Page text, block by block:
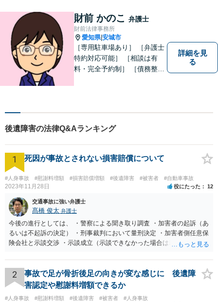
多数。
財前 かのこ 弁護士
財前法律事務所
愛知県|安城市
［専用駐車場あり］ ［弁護士
特約対応可能］ ［相談は有
料・完全予約制］ ［債務整理
ています。 暮らしのトラブ
詳細を見
る
後遺障害の法律Q&Aランキング
1 死因が事故とされない損害賠償について
#人身事故 #慰謝料増額 #損害賠償増額 #後遺障害 #被害者 #自動車事故
2023年11月28日 役にたった 12
交通事故に強い弁護士
髙橋 俊太 弁護士
今後の進行としては、 ・警察による聞き取り調査 ・加害者の起訴（あ
るいは不起訴の決定） ・刑事裁判において量刑決定 ・加害者側任意保
険会社と示談交渉 ・示談成立（示談できなかった場合は裁判） となり
加害者に対する処罰感情など尋ねられるはずですので、率直にお答え
になるとよいと思います。
2
事故で足が骨折後足の向きが変な感じに 後遺障
害認定や慰謝料増額できるか
#人身事故 #慰謝料増額 #後遺障害 #被害者 #人身事故